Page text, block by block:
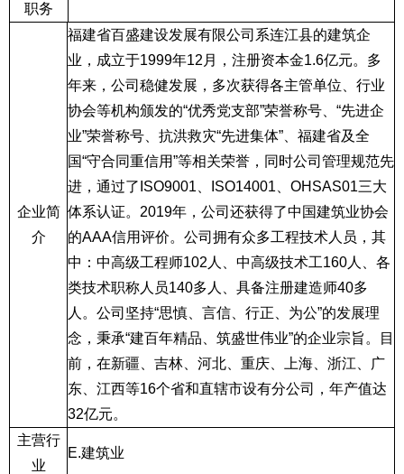
职务
企业简
介
福建省百盛建设发展有限公司系连江县的建筑企
业，成立于1999年12 月，注册资本金1.6亿元。多
年来，公司稳健发展，多次获得各主管单位、行业
协会等机构颁发的“优秀党支部”荣誉称号、“先进企
业”荣誉称号、抗洪救灾“先进集体”、福建省及全
国“守合同重信用”等相关荣誉，同时公司管理规范先
进，通过了 ISO9001 ISO14001 OHSAS01三大
体系认证。 2019年，公司还获得了中国建筑业协会
的AAA信用评价。公司拥有众多工程技术人员，其
中：中高级工程师102 人、中高级技术工160人、各
类技术职称人员140多人、具备注册建造师40多
人。公司坚持“思慎、言信、行正、为公”的发展理
念，秉承“建百年精品、筑盛世伟业”的企业宗旨。目
前，在新疆、吉林、河北、重庆、上海、浙江、广
东、江西等16个省和直辖市设有分公司，年产值达
32亿元。
主营行
业
E.建筑业